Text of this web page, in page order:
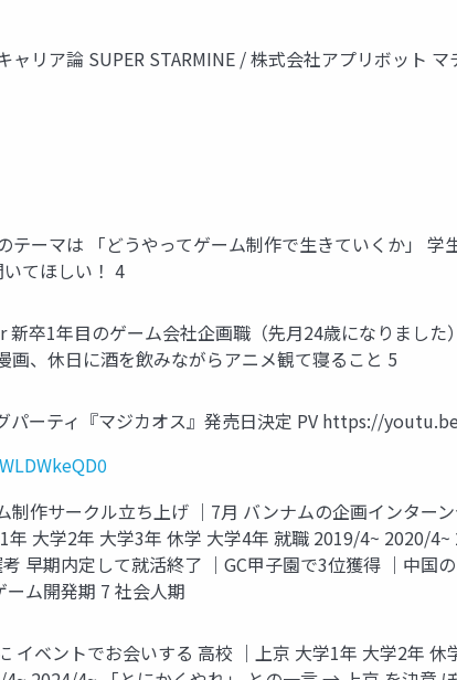
リア論 SUPER STARMINE / 株式会社アプリボット マ
テーマは 「どうやってゲーム制作で生きていくか」
てほしい！ 4
卒1年目のゲーム会社企画職（先月24歳になりまし
、休日に酒を飲みながらアニメ観て寝ること 5
パーティ『マジカオス』発売日決定 PV https://
作サークル立ち上げ ｜7月 バンナムの企画インター
大学2年 大学3年 休学 大学4年 就職 2019/4~ 2020/
早期内定して就活終了 ｜GC甲子園で3位獲得 ｜中国
ム開発期 7 社会人期
イベントでお会いする 高校 ｜上京 大学1年 大学2年